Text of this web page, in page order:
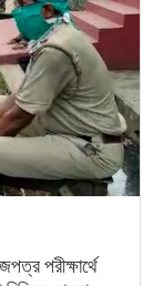
পরীক্ষার্থে